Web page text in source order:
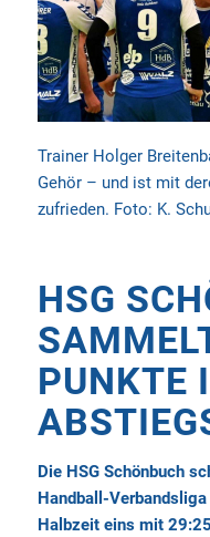
Trainer Holger
Gehör – und ist mit
zufrieden. Foto: K.
HSG
PUNKTE
Die HSG Schönbuch
Handball-
Halbzeit eins mit